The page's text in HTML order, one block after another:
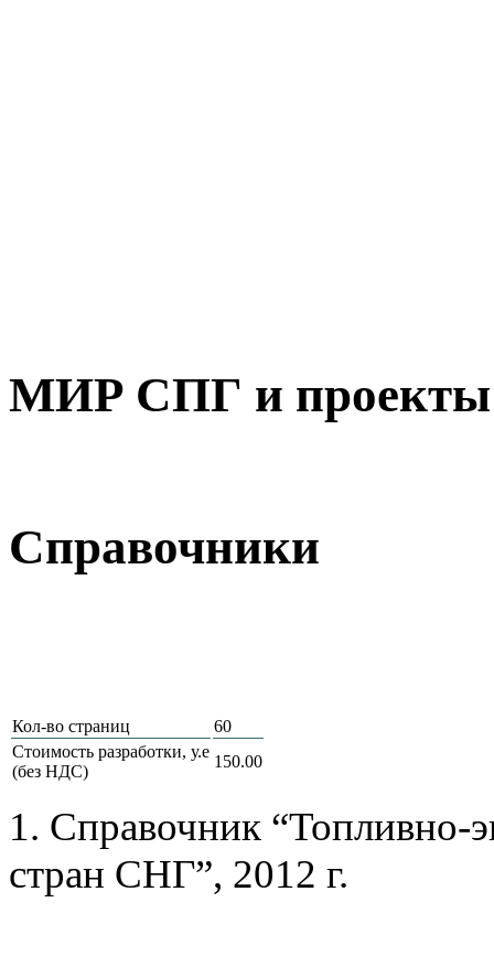
МИР СПГ и проекты
Справочники
Кол-во страниц
60
Стоимость разработки, у.е
(без НДС)
150.00
1. Справочник “Топливно-
стран СНГ”, 2012 г.